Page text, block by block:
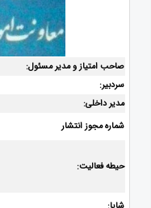
صاحب امتیاز و مدیر مسئول:
سردبیر:
مدیر داخلی:
شماره مجوز انتشار
حیطه فعالیت: